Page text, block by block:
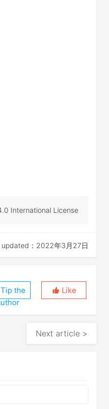
International License
updated：2022年3月27日
Tip the
Like
Next article >